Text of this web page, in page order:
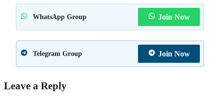
WhatsApp Group Join Now
Telegram Group Join Now
Leave a Reply